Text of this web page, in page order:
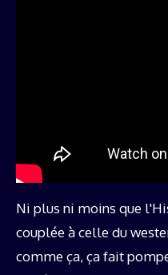
Ni plus ni moins que
couplée à celle du
comme ça, ça fait